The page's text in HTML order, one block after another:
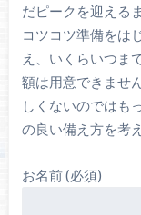
だピークを迎える
コツコツ準備をは
え、いくらいつま
額は用意できませ
しくないのではも
の良い備え方を考
お名前 (必須)